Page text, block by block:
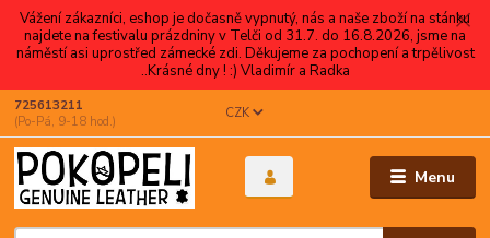
Vážení zákazníci, eshop je dočasně vypnutý, nás a naše zboží na stánku
najdete na festivalu prázdniny v Telči od 31.7. do 16.8.2026, jsme na
náměstí asi uprostřed zámecké zdi. Děkujeme za pochopení a trpělivost
..Krásné dny ! :) Vladimír a Radka
Menu
CZK
725613211
(Po-Pá, 9-18 hod.)